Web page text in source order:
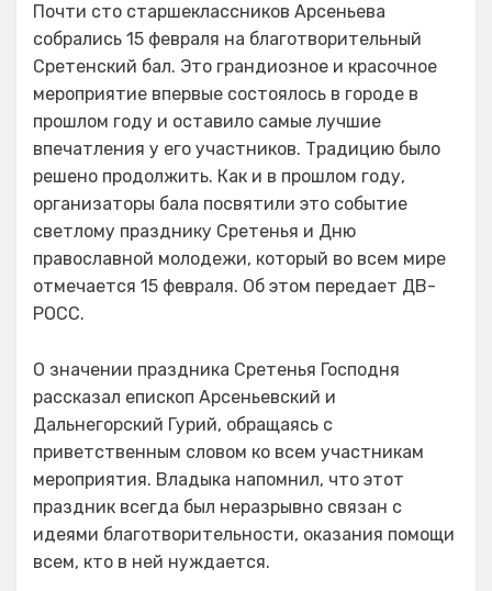
Почти сто старшеклассников Арсеньева
собрались 15 февраля на благотворительный
Сретенский бал. Это грандиозное и красочное
мероприятие впервые состоялось в городе в
прошлом году и оставило самые лучшие
впечатления у его участников. Традицию было
решено продолжить. Как и в прошлом году,
организаторы бала посвятили это событие
светлому празднику Сретенья и Дню
православной молодежи, который во всем мире
отмечается 15 февраля. Об этом передает ДВ-
РОСС.
О значении праздника Сретенья Господня
рассказал епископ Арсеньевский и
Дальнегорский Гурий, обращаясь с
приветственным словом ко всем участникам
мероприятия. Владыка напомнил, что этот
праздник всегда был неразрывно связан с
идеями благотворительности, оказания помощи
всем, кто в ней нуждается.